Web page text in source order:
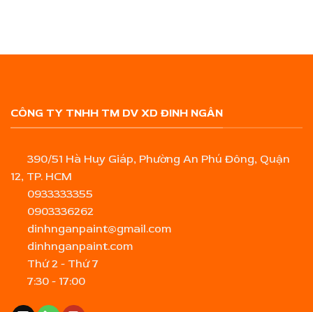
CÔNG TY TNHH TM DV XD ĐINH NGÂN
390/51 Hà Huy Giáp, Phường An Phú Đông, Quận
12, TP. HCM
0933333355
0903336262
dinhnganpaint@gmail.com
dinhnganpaint.com
Thứ 2 - Thứ 7
7:30 - 17:00